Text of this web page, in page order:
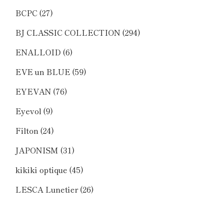
BCPC (27)
BJ CLASSIC COLLECTION (294)
ENALLOID (6)
EVE un BLUE (59)
EYEVAN (76)
Eyevol (9)
Filton (24)
JAPONISM (31)
kikiki optique (45)
LESCA Lunetier(26)